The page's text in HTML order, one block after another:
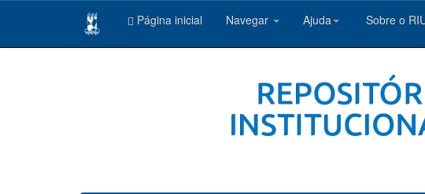
Página inicial Navegar Ajuda Sobre o